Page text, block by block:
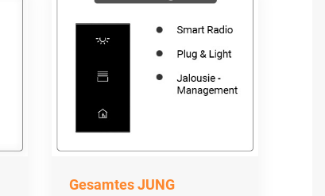
Gesamtes JUNG